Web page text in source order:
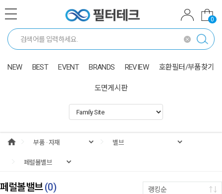
0
NEW BEST EVENT BRANDS REVIEW 호환필터/부품찾기
도면게시판
페럴볼밸브(0) 랭킹순